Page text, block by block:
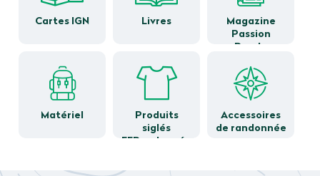
Cartes IGN Livres
Magazine
Passion
Rando
Matériel
Produits
siglés
FFRandonnée
Accessoires
de randonnée